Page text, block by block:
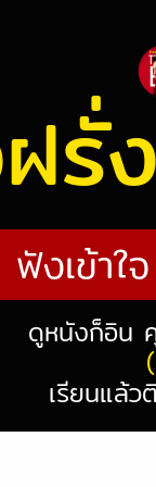
รั่
ฟังเข้าใ
ดูหนังก็อิน
เรียนแล้ว